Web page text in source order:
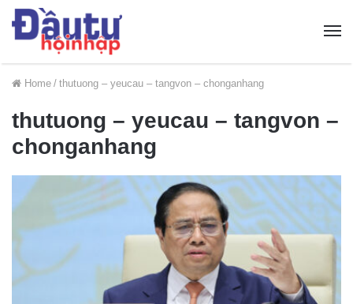
Home / thutuong – yeucau – tangvon – chonganhang
thutuong – yeucau – tangvon –
chonganhang